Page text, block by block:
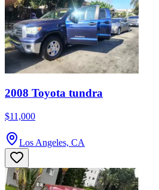
2008 Toyota tundra
$11,000
Los Angeles, CA